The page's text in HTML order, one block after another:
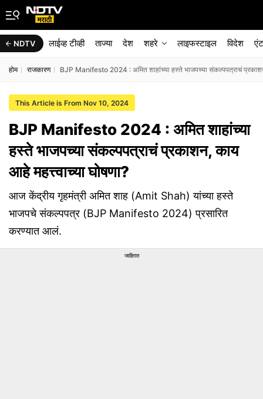
NDTV लाईव्ह टीव्ही ताज्या देश शहरे लाइफस्टाइल विदेश
होम राजकारण BJP Manifesto 2024 : अमित शाहांच्या हस्ते भाजपच्या संकल्पपत्राचं
This Article is From Nov 10, 2024
BJP Manifesto 2024 : अमित शाहांच्या
हस्ते भाजपच्या संकल्पपत्राचं प्रकाशन, काय
आहे महत्त्वाच्या घोषणा?
आज केंद्रीय गृहमंत्री अमित शाह (Amit Shah) यांच्या हस्ते
भाजपचे संकल्पपत्र (BJP Manifesto 2024) प्रसारित
करण्यात आलं.
जाहिरात